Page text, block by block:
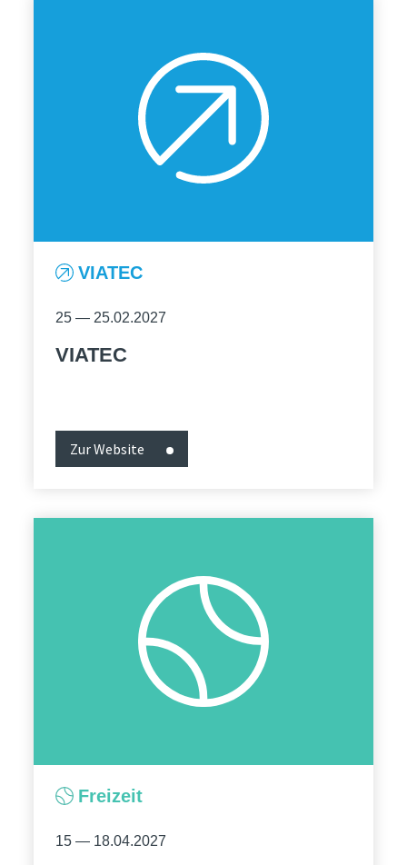
VIATEC
25 — 25.02.2027
VIATEC
Zur Website
Freizeit
15 — 18.04.2027